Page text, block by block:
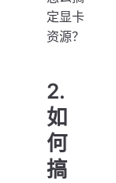
定显卡
资源？
2.
如
何
搞